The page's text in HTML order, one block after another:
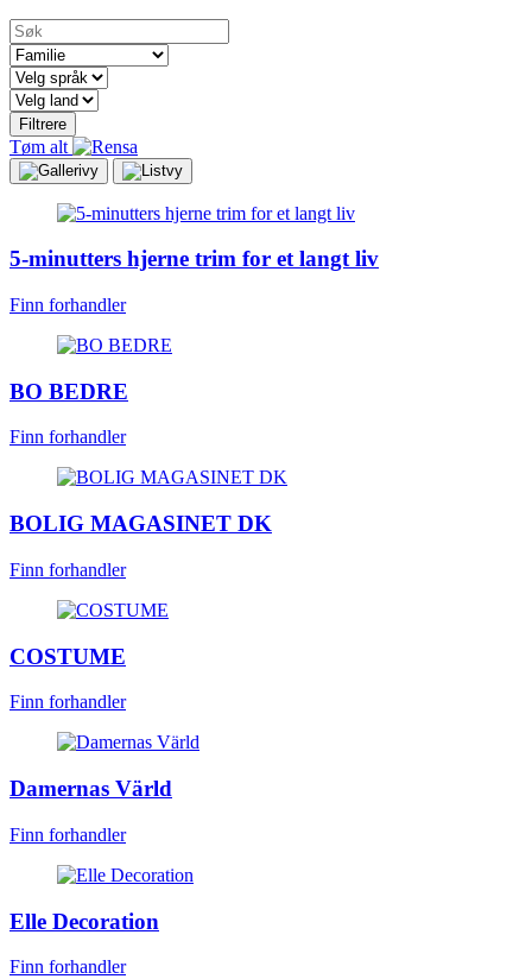
Søk
Filtrere
Tøm alt
5-minutters hjerne trim for et langt liv
Finn forhandler
BO BEDRE
Finn forhandler
BOLIG MAGASINET DK
Finn forhandler
COSTUME
Finn forhandler
Damernas Värld
Finn forhandler
Elle Decoration
Finn forhandler